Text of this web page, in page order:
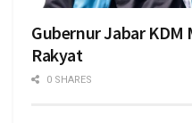
Gubernur Jabar KDM
Rakyat
0 SHARES